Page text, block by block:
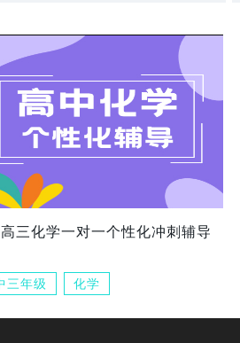
三化学一对一个性化冲刺辅导
三年级 化学